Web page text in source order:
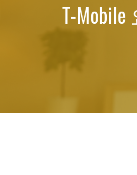
T-